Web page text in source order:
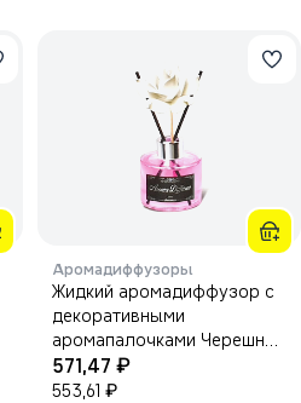
Аромадиффузоры
Жидкий аромадиффузор с
декоративными
аромапалочками Черешня
130мл.
571,47 ₽
553,61 ₽